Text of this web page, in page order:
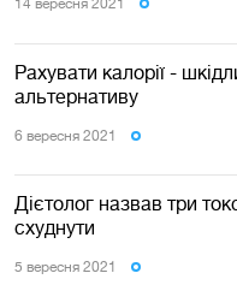
14 вересня 2021
Рахувати калорії -
альтернативу
6 вересня 2021
Дієтолог назвав три
схуднути
5 вересня 2021